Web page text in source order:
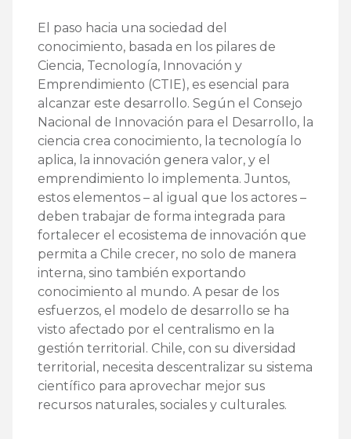
El paso hacia una sociedad del
conocimiento, basada en los pilares de
Ciencia, Tecnología, Innovación y
Emprendimiento (CTIE), es esencial para
alcanzar este desarrollo. Según el Consejo
Nacional de Innovación para el Desarrollo, la
ciencia crea conocimiento, la tecnología lo
aplica, la innovación genera valor, y el
emprendimiento lo implementa. Juntos,
estos elementos – al igual que los actores –
deben trabajar de forma integrada para
fortalecer el ecosistema de innovación que
permita a Chile crecer, no solo de manera
interna, sino también exportando
conocimiento al mundo. A pesar de los
esfuerzos, el modelo de desarrollo se ha
visto afectado por el centralismo en la
gestión territorial. Chile, con su diversidad
territorial, necesita descentralizar su sistema
científico para aprovechar mejor sus
recursos naturales, sociales y culturales.